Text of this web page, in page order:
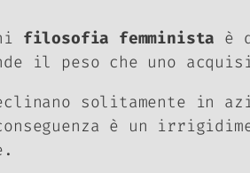
filosofia femminista è
il peso che uno
solitamente in
è un